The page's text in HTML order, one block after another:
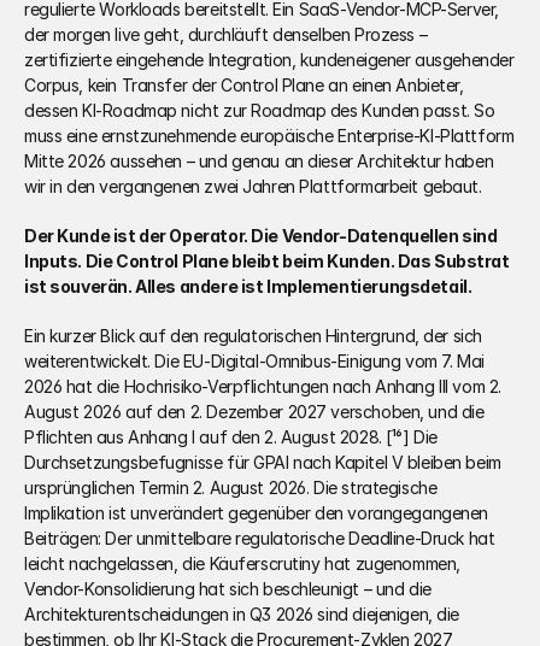
regulierte Workloads bereitstellt. Ein SaaS-Vendor-MCP-Server,
der morgen live geht, durchläuft denselben Prozess –
zertifizierte eingehende Integration, kundeneigener ausgehender
Corpus, kein Transfer der Control Plane an einen Anbieter,
dessen KI-Roadmap nicht zur Roadmap des Kunden passt. So
muss eine ernstzunehmende europäische Enterprise-KI-Plattform
Mitte 2026 aussehen – und genau an dieser Architektur haben
wir in den vergangenen zwei Jahren Plattformarbeit gebaut.
Der Kunde ist der Operator. Die Vendor-Datenquellen sind
Inputs. Die Control Plane bleibt beim Kunden. Das Substrat
ist souverän. Alles andere ist Implementierungsdetail.
Ein kurzer Blick auf den regulatorischen Hintergrund, der sich
weiterentwickelt. Die EU-Digital-Omnibus-Einigung vom 7. Mai
2026 hat die Hochrisiko-Verpflichtungen nach Anhang III vom 2.
August 2026 auf den 2. Dezember 2027 verschoben, und die
Pflichten aus Anhang I auf den 2. August 2028. [¹⁶] Die
Durchsetzungsbefugnisse für GPAI nach Kapitel V bleiben beim
ursprünglichen Termin 2. August 2026. Die strategische
Implikation ist unverändert gegenüber den vorangegangenen
Beiträgen: Der unmittelbare regulatorische Deadline-Druck hat
leicht nachgelassen, die Käuferscrutiny hat zugenommen,
Vendor-Konsolidierung hat sich beschleunigt – und die
Architekturentscheidungen in Q3 2026 sind diejenigen, die
bestimmen, ob Ihr KI-Stack die Procurement-Zyklen 2027